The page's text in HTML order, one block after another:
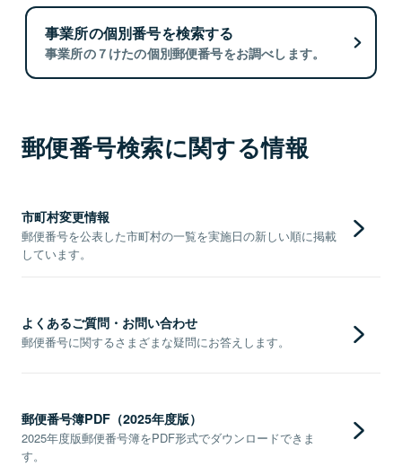
事業所の個別番号を検索する
事業所の７けたの個別郵便番号をお調べします。
郵便番号検索に関する情報
市町村変更情報
郵便番号を公表した市町村の一覧を実施日の新しい順に掲載
しています。
よくあるご質問・お問い合わせ
郵便番号に関するさまざまな疑問にお答えします。
郵便番号簿PDF（2025年度版）
2025年度版郵便番号簿をPDF形式でダウンロードできま
す。